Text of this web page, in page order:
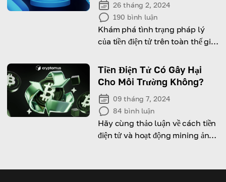
26 tháng 2, 2024
190 bình luận
Khám phá tình trạng pháp lý
của tiền điện tử trên toàn thế giới
bảo tuân thủ pháp lý trong hoạt
động tiền điện tử
Tiền Điện Tử Có Gây Hại
Cho Môi Trường Không?
09 tháng 7, 2024
84 bình luận
Hãy cùng thảo luận về cách tiền
điện tử và hoạt động mining ảnh